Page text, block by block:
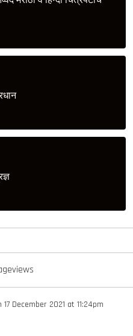
December 2021 at 11:24pm